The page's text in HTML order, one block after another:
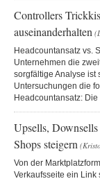
Controllers
auseinanderhalten
Headcountansatz vs.
Unternehmen die
sorgfältige Analyse ist
Untersuchungen die
Headcountansatz:
Upsells,
Shops steigern
Von der
Verkaufsseite ein Link